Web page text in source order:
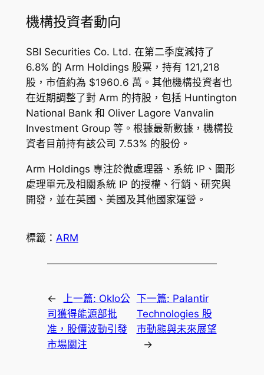
機構投資者動向
SBI Securities Co. Ltd. 在第二季度減持了
6.8% 的 Arm Holdings 股票，持有 121,218
股，市值約為 $1960.6 萬。其他機構投資者也
在近期調整了對 Arm 的持股，包括 Huntington
National Bank 和 Oliver Lagore Vanvalin
Investment Group 等。根據最新數據，機構投
資者目前持有該公司 7.53% 的股份。
Arm Holdings 專注於微處理器、系統 IP、圖形
處理單元及相關系統 IP 的授權、行銷、研究與
開發，並在英國、美國及其他國家運營。
標籤： ARM
← 上一篇: Oklo公
司獲得能源部批
准，股價波動引發
市場關注
下一篇: Palantir
Technologies 股
市動態與未來展望
→